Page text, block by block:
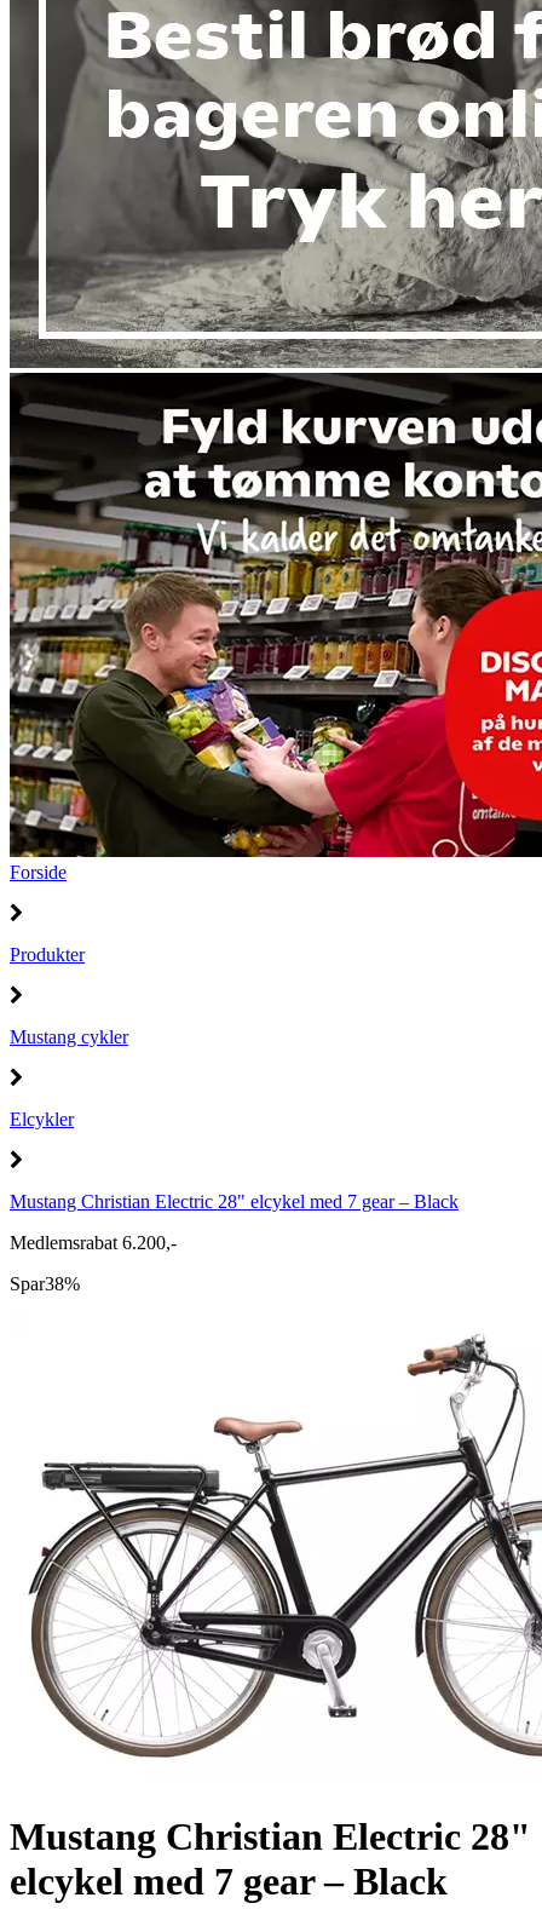
Forside
Produkter
Mustang cykler
Elcykler
Mustang Christian Electric 28" elcykel med 7 gear – Black
Medlemsrabat 6.200,-
Spar38%
Mustang Christian Electric 28"
elcykel med 7 gear – Black